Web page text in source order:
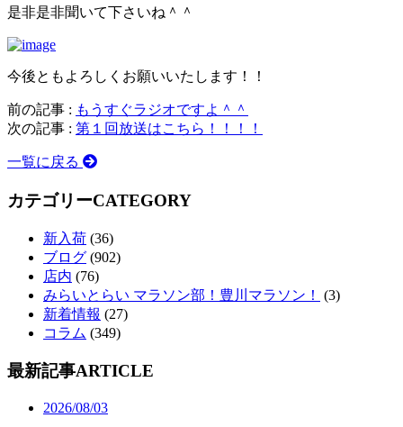
是非是非聞いて下さいね＾＾
今後ともよろしくお願いいたします！！
前の記事 : もうすぐラジオですよ＾＾
次の記事 : 第１回放送はこちら！！！！
一覧に戻る
カテゴリーCATEGORY
新入荷 (36)
ブログ (902)
店内 (76)
みらいとらい マラソン部！豊川マラソン！
(3)
新着情報 (27)
コラム (349)
最新記事ARTICLE
2026/08/03